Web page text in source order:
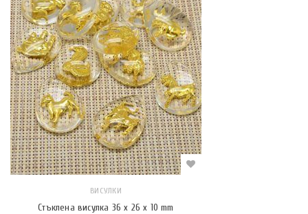
ВИСУЛКИ
Стъклена висулка 36 x 26 x 10 mm